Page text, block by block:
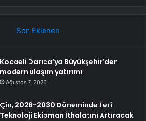
Son Eklenen
Kocaeli Darıca’ya Büyükşehir’den
modern ulaşım yatırımı
Ağustos 7, 2026
Çin, 2026-2030 Döneminde İleri
Teknoloji Ekipman İthalatını Artıracak